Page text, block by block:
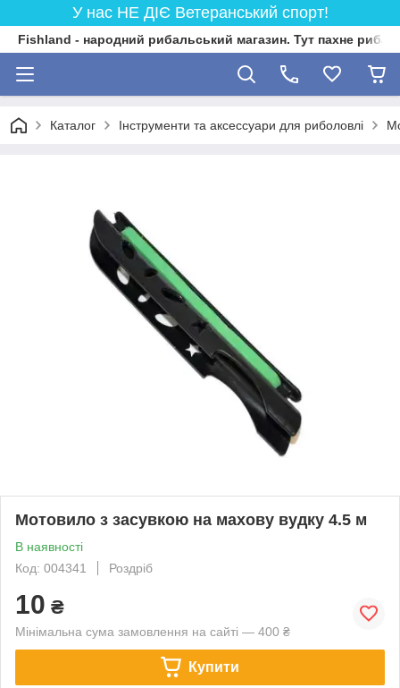
У нас НЕ ДІЄ Ветеранський спорт!
Fishland - народний рибальський магазин. Тут пахне
Каталог Інструменти та аксессуари для риболовлі
Мотовило з засувкою на махову вудку 4.5 м
В наявності
Код: 004341
Роздріб
10 ₴
Мінімальна сума замовлення на сайті — 400 ₴
Купити